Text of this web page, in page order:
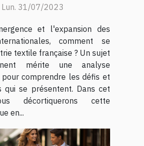
Lun. 31/07/2023
et l'expansion des
comment se
textile française ? Un sujet
mérite une analyse
comprendre les défis et
qui se présentent. Dans cet
décortiquerons cette
en...